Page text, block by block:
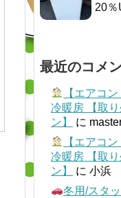
20％
最近のコメ
【エアコ
冷暖房 【取
ン】
に
【エアコ
冷暖房 【取
ン】
に 小浜
冬用/スタ